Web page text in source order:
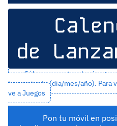
de
Sólo se muestran los juegos
lanzamiento (dia/mes/año). Para
ve aJuegos
Pon tu móvil en